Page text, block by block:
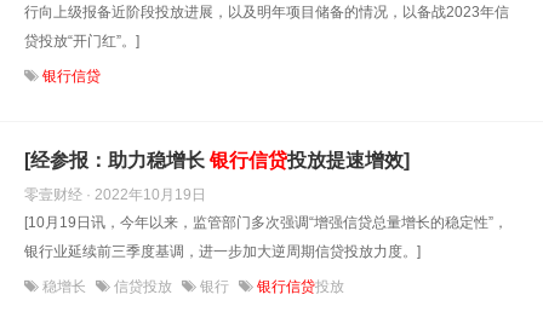
行向上级报备近阶段投放进展，以及明年项目储备的情况，以备战2023年信
贷投放“开门红”。]
银行信贷
[经参报：助力稳增长银行信贷投放提速增效]
零壹财经 · 2022年10月19日
[10月19日讯，今年以来，监管部门多次强调“增强信贷总量增长的稳定性”，
银行业延续前三季度基调，进一步加大逆周期信贷投放力度。]
稳增长 信贷投放 银行 银行信贷投放